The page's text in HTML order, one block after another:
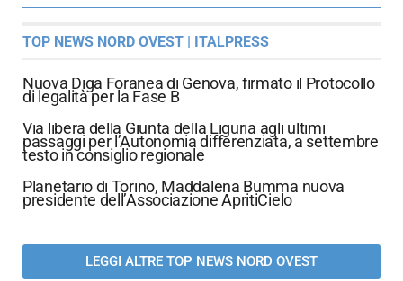
TOP NEWS NORD OVEST | ITALPRESS
Nuova Diga Foranea di Genova, firmato il Protocollo
di legalità per la Fase B
Via libera della Giunta della Liguria agli ultimi
passaggi per l’Autonomia differenziata, a settembre
testo in consiglio regionale
Planetario di Torino, Maddalena Bumma nuova
presidente dell’Associazione ApritiCielo
LEGGI ALTRE TOP NEWS NORD OVEST